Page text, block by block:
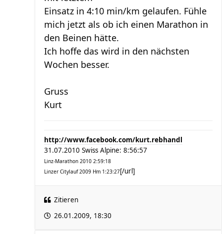
Einsatz in 4:10 min/km gelaufen. Fühle
mich jetzt als ob ich einen Marathon in
den Beinen hätte.
Ich hoffe das wird in den nächsten
Wochen besser.
Gruss
Kurt
http://www.facebook.com/kurt.rebhandl
31.07.2010 Swiss Alpine: 8:56:57
Linz-Marathon 2010 2:59:18
Linzer Citylauf 2009 Hm 1:23:27[/url]
Zitieren
26.01.2009, 18:30